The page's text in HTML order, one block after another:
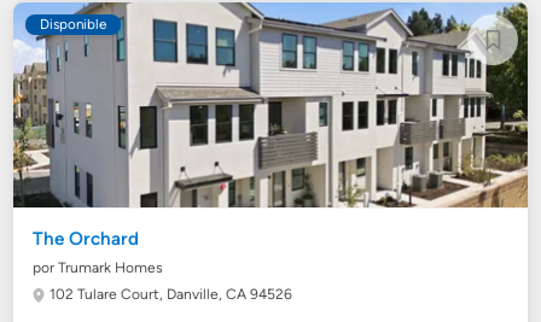
Disponible
The Orchard
por Trumark Homes
102 Tulare Court, Danville, CA 94526